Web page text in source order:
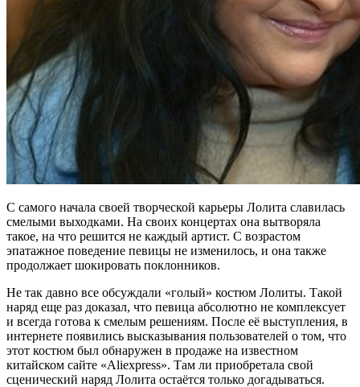
С самого начала своей творческой карьеры Лолита славилась
смелыми выходками. На своих концертах она вытворяла
такое, на что решится не каждый артист. С возрастом
эпатажное поведение певицы не изменилось, и она также
продолжает шокировать поклонников.
Не так давно все обсуждали «голый» костюм Лолиты. Такой
наряд еще раз доказал, что певица абсолютно не комплексует
и всегда готова к смелым решениям. После её выступления, в
интернете появились высказывания пользователей о том, что
этот костюм был обнаружен в продаже на известном
китайском сайте «Aliexpress». Там ли приобретала свой
сценический наряд Лолита остаётся только догадываться.